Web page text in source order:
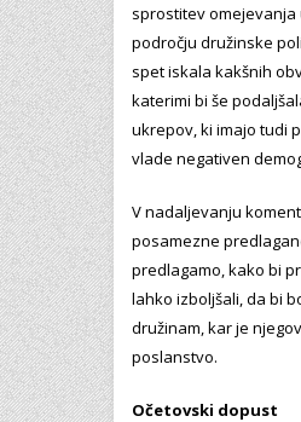
sprostitev omejevanja
področju družinske
spet iskala kakšnih
katerimi bi še
ukrepov, ki imajo tudi
vlade negativen
V nadaljevanju
posamezne
predlagamo, kako bi
lahko izboljšali, da bi
družinam, kar je
poslanstvo.
Očetovski dopust